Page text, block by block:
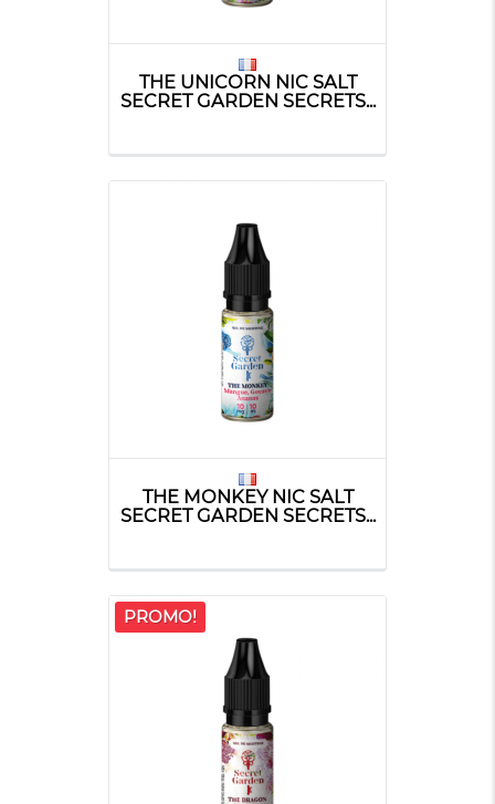
THE UNICORN NIC SALT
SECRET GARDEN SECRETS...
THE MONKEY NIC SALT
SECRET GARDEN SECRETS...
PROMO!